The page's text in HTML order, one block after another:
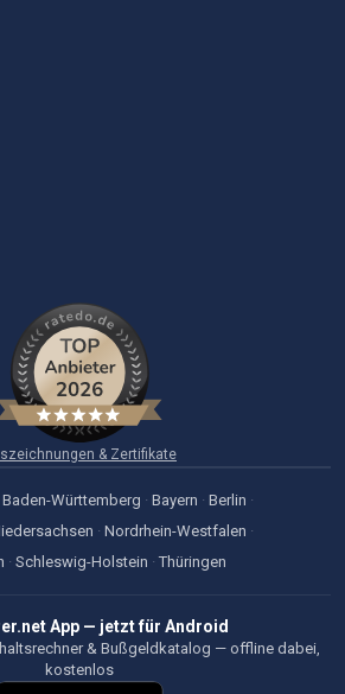
& Zertifikate
Baden-Württemberg · Bayern · Berlin ·
· Nordrhein-Westfalen ·
· Schleswig-Holstein · Thüringen
App — jetzt für Android
& Bußgeldkatalog — offline dabei,
kostenlos